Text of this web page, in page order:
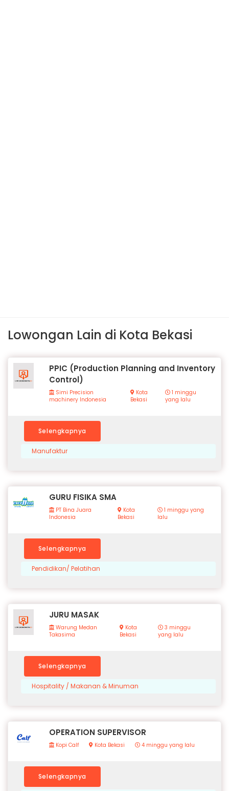
Lowongan Lain di Kota Bekasi
PPIC (Production Planning and Inventory
Control)
Simi Precision
machinery Indonesia
Kota
Bekasi
1 minggu
yang lalu
Selengkapnya
Manufaktur
GURU FISIKA SMA
PT Bina Juara
Indonesia
Kota
Bekasi
1 minggu yang
lalu
Selengkapnya
Pendidikan/ Pelatihan
JURU MASAK
Warung Medan
Takasima
Kota
Bekasi
3 minggu
yang lalu
Selengkapnya
Hospitality / Makanan & Minuman
OPERATION SUPERVISOR
Kopi Calf Kota Bekasi 4 minggu yang lalu
Selengkapnya